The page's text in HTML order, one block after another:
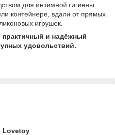
для интимной гигиены.
контейнере, вдали от прямых
игрушек.
и надёжный
удовольствий.
Lovetoy